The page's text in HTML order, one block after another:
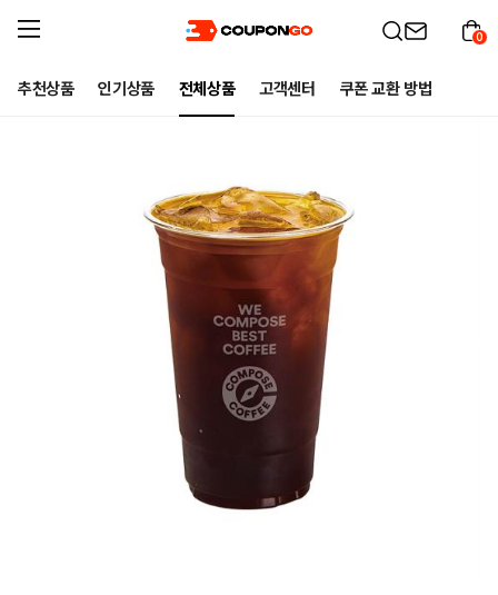
추천상품 인기상품 전체상품 고객센터 쿠폰 교환 방법
0